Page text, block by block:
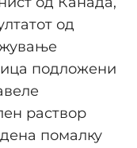
од
подложени
раствор
помалку